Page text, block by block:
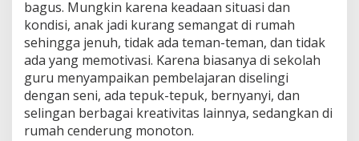
bagus. Mungkin karena keadaan situasi dan
kondisi, anak jadi kurang semangat di rumah
sehingga jenuh, tidak ada teman-teman, dan tidak
ada yang memotivasi. Karena biasanya di sekolah
guru menyampaikan pembelajaran diselingi
dengan seni, ada tepuk-tepuk, bernyanyi, dan
selingan berbagai kreativitas lainnya, sedangkan di
rumah cenderung monoton.